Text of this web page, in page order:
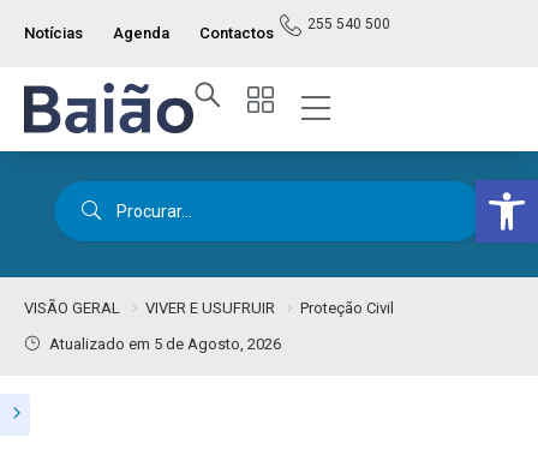
Notícias Agenda Contactos 255 540 500
VISÃO GERAL VIVER E USUFRUIR
Proteção Civil
Atualizado em 5 de Agosto, 2026